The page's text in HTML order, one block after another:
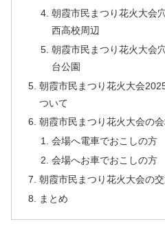
朝霞市民まつり花火大会
西高校周辺
朝霞市民まつり花火大会
台公園
朝霞市民まつり花火大会
ついて
朝霞市民まつり花火大会の
会場へ電車でおこしの方
会場へお車でおこしの方
朝霞市民まつり花火大会の
まとめ